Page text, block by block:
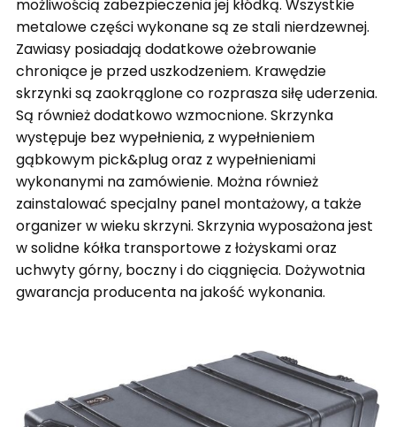
możliwością zabezpieczenia jej kłódką. Wszystkie
metalowe części wykonane są ze stali nierdzewnej.
Zawiasy posiadają dodatkowe ożebrowanie
chroniące je przed uszkodzeniem. Krawędzie
skrzynki są zaokrąglone co rozprasza siłę uderzenia.
Są również dodatkowo wzmocnione. Skrzynka
występuje bez wypełnienia, z wypełnieniem
gąbkowym pick&plug oraz z wypełnieniami
wykonanymi na zamówienie. Można również
zainstalować specjalny panel montażowy, a także
organizer w wieku skrzyni. Skrzynia wyposażona jest
w solidne kółka transportowe z łożyskami oraz
uchwyty górny, boczny i do ciągnięcia. Dożywotnia
gwarancja producenta na jakość wykonania.